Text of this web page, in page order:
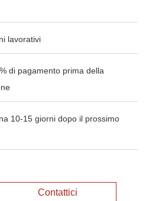
lavorativi
di pagamento prima della
10-15 giorni dopo il prossimo
Contattici